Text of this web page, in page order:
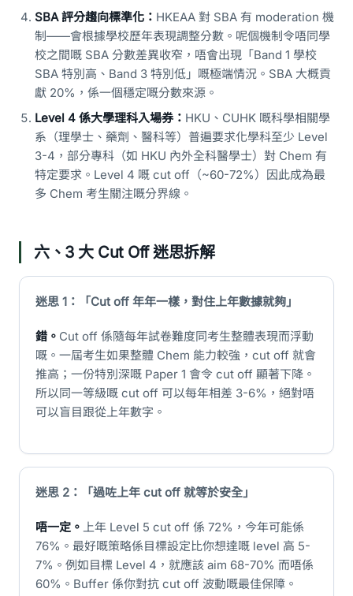
SBA 評分趨向標準化： HKEAA 對 SBA 有 moderation 機
制——會根據學校歷年表現調整分數。呢個機制令唔同學
校之間嘅 SBA 分數差異收窄，唔會出現「Band 1 學校
SBA 特別高、Band 3 特別低」嘅極端情況。SBA 大概貢
獻 20%，係一個穩定嘅分數來源。
Level 4 係大學理科入場券： HKU、CUHK 嘅科學相關學
系（理學士、藥劑、醫科等）普遍要求化學科至少 Level
3-4，部分專科（如 HKU 內外全科醫學士）對 Chem 有
特定要求。Level 4 嘅 cut off（~60-72%）因此成為最
多 Chem 考生關注嘅分界線。
六、3 大 Cut Off 迷思拆解
迷思 1：「Cut off 年年一樣，對住上年數據就夠」
錯。 Cut off 係隨每年試卷難度同考生整體表現而浮動
嘅。一屆考生如果整體 Chem 能力較強，cut off 就會
推高；一份特別深嘅 Paper 1 會令 cut off 顯著下降。
所以同一等級嘅 cut off 可以每年相差 3-6%，絕對唔
可以盲目跟從上年數字。
迷思 2：「過咗上年 cut off 就等於安全」
唔一定。 上年 Level 5 cut off 係 72%，今年可能係
76%。最好嘅策略係目標設定比你想達嘅 level 高 5-
7%。例如目標 Level 4，就應該 aim 68-70% 而唔係
60%。Buffer 係你對抗 cut off 波動嘅最佳保障。